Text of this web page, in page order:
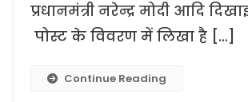
प्रधानमंत्री नरेन्द्र मोदी आदि
पोस्ट के विवरण में लिखा है […]
Continue Reading